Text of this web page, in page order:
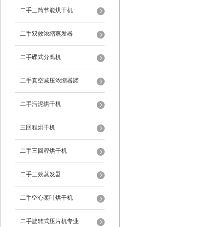
二手三筒节能烘干机
二手双效浓缩蒸发器
二手碟式分离机
二手真空减压浓缩器罐
二手污泥烘干机
三回程烘干机
二手三回程烘干机
二手三效蒸发器
二手空心桨叶烘干机
二手旋转式压片机专业